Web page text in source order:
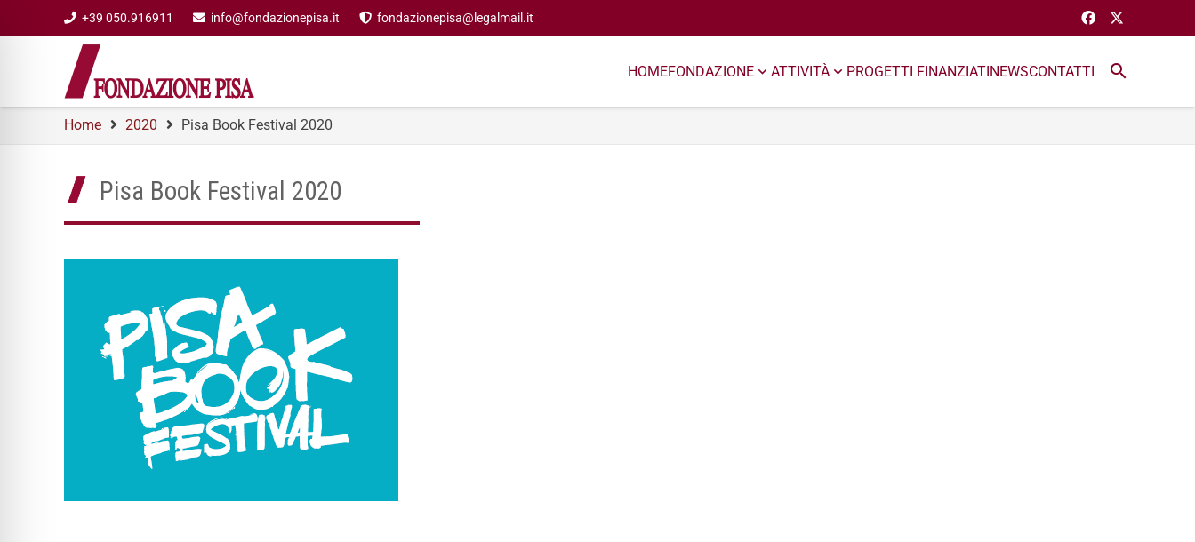
+39 050.916911 info@fondazionepisa.it fondazionepisa@legalmail.it
HOMEFONDAZIONE ATTIVITÀ PROGETTI FINANZIATINEWSCONTATTI search
Home 2020 Pisa Book Festival 2020
Pisa Book Festival 2020